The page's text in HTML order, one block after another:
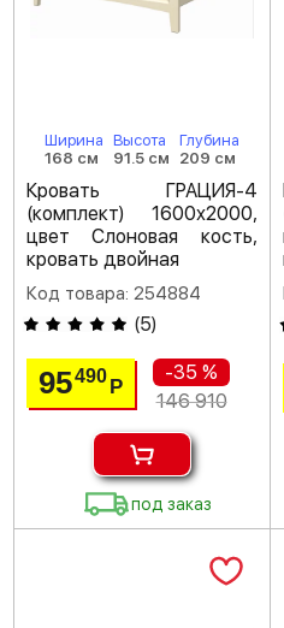
Ширина
168 см
Высота
91.5 см
Глубина
209 см
Кровать ГРАЦИЯ-4
(комплект) 1600х2000,
цвет Слоновая кость,
кровать двойная
Код товара: 254884
(5)
95490Р
-35 %
146 910
под заказ